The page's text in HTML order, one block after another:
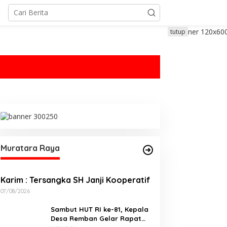
tutup
Muratara Raya
Karim : Tersangka SH Janji Kooperatif
07/08/2026
Sambut HUT RI ke-81, Kepala
Desa Remban Gelar Rapat